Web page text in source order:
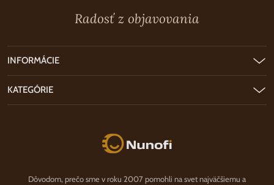
Radosť z objavovania
Nunofi.sk
Dôvodom, prečo sme v roku 2007 pomohli na svet najväčšiemu a
INFORMÁCIE
KATEGÓRIE